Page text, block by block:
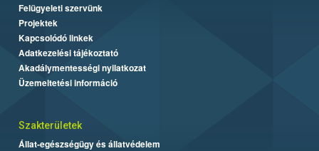
Felügyeleti szervünk
Projektek
Kapcsolódó linkek
Adatkezelési tájékoztató
Akadálymentességi nyilatkozat
Üzemeltetési információ
Szakterületek
Állat-egészségügy és állatvédelem